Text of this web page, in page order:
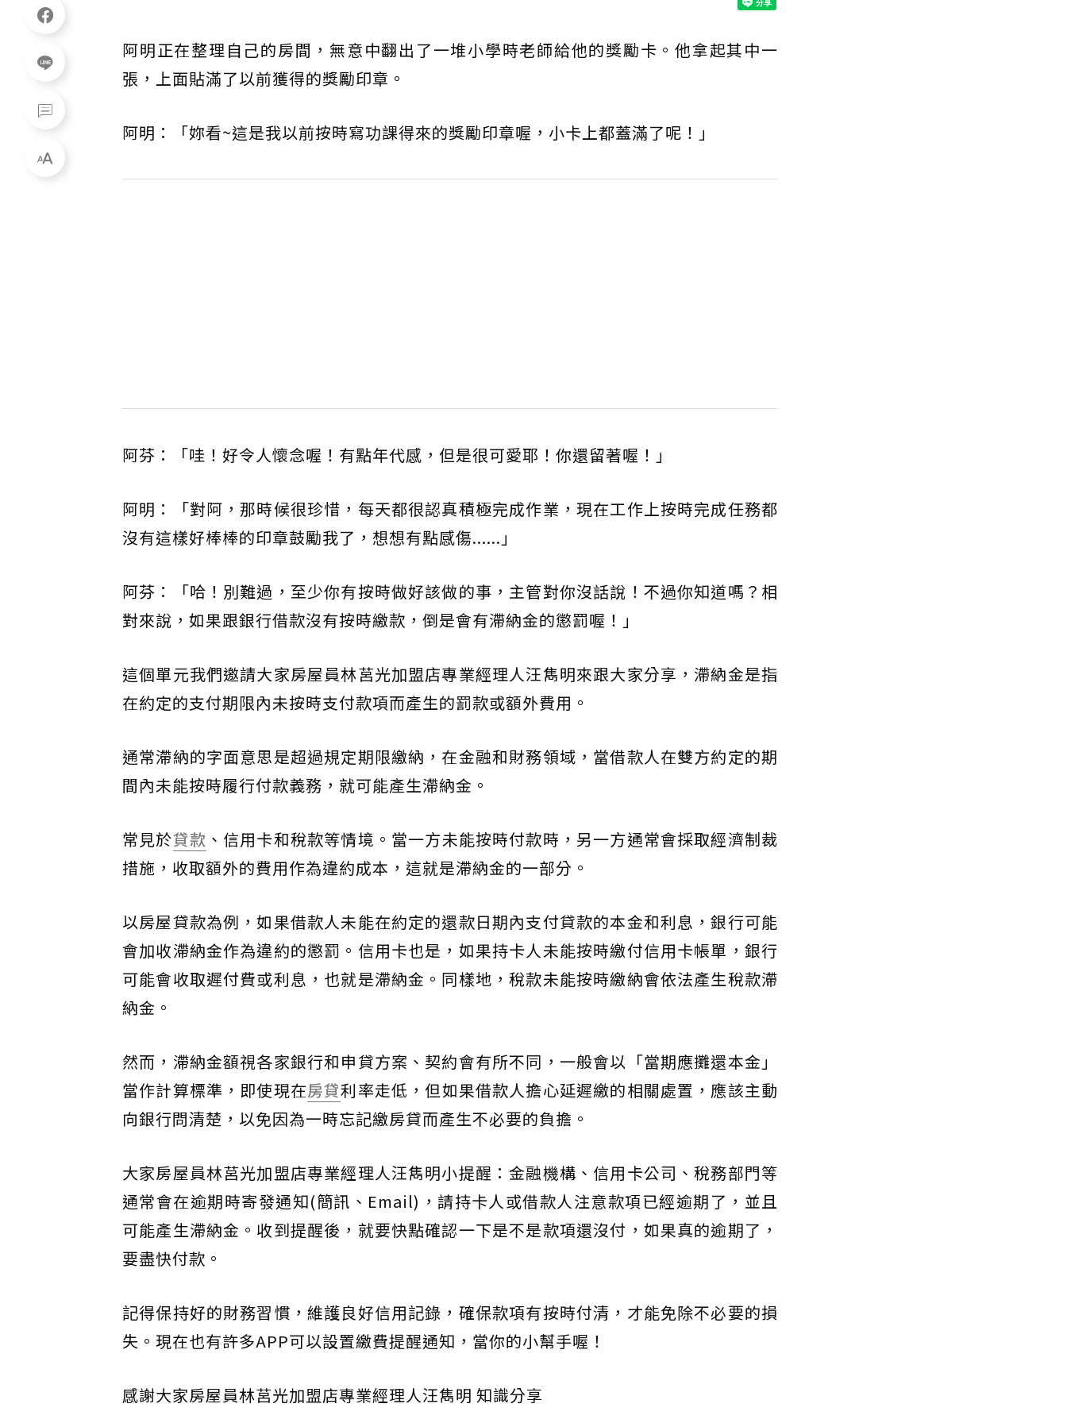
阿明正在整理自己的房間，無意中翻出了一堆小學時老師給他的獎勵卡。他拿起其中一
張，上面貼滿了以前獲得的獎勵印章。
阿明：「妳看~這是我以前按時寫功課得來的獎勵印章喔，小卡上都蓋滿了呢！」
阿芬：「哇！好令人懷念喔！有點年代感，但是很可愛耶！你還留著喔！」
阿明：「對阿，那時候很珍惜，每天都很認真積極完成作業，現在工作上按時完成任務都
沒有這樣好棒棒的印章鼓勵我了，想想有點感傷......」
阿芬：「哈！別難過，至少你有按時做好該做的事，主管對你沒話說！不過你知道嗎？相
對來說，如果跟銀行借款沒有按時繳款，倒是會有滯納金的懲罰喔！」
這個單元我們邀請大家房屋員林莒光加盟店專業經理人汪雋明來跟大家分享，滯納金是指
在約定的支付期限內未按時支付款項而產生的罰款或額外費用。
通常滯納的字面意思是超過規定期限繳納，在金融和財務領域，當借款人在雙方約定的期
間內未能按時履行付款義務，就可能產生滯納金。
常見於貸款 、信用卡和稅款等情境。當一方未能按時付款時，另一方通常會採取經濟制裁
措施，收取額外的費用作為違約成本，這就是滯納金的一部分。
以房屋貸款為例，如果借款人未能在約定的還款日期內支付貸款的本金和利息，銀行可能
會加收滯納金作為違約的懲罰。信用卡也是，如果持卡人未能按時繳付信用卡帳單，銀行
可能會收取遲付費或利息，也就是滯納金。同樣地，稅款未能按時繳納會依法產生稅款滯
納金。
然而，滯納金額視各家銀行和申貸方案、契約會有所不同，一般會以「當期應攤還本金」
當作計算標準，即使現在房貸利率走低，但如果借款人擔心延遲繳的相關處置，應該主動
向銀行問清楚，以免因為一時忘記繳房貸而產生不必要的負擔。
大家房屋員林莒光加盟店專業經理人汪雋明小提醒：金融機構、信用卡公司、稅務部門等
通常會在逾期時寄發通知(簡訊、Email)，請持卡人或借款人注意款項已經逾期了，並且
可能產生滯納金。收到提醒後，就要快點確認一下是不是款項還沒付，如果真的逾期了，
要盡快付款。
記得保持好的財務習慣，維護良好信用記錄，確保款項有按時付清，才能免除不必要的損
失。現在也有許多APP可以設置繳費提醒通知，當你的小幫手喔！
感謝大家房屋員林莒光加盟店專業經理人汪雋明 知識分享